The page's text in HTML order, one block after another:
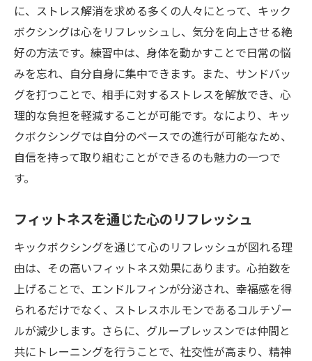
に、ストレス解消を求める多くの人々にとって、キック
ボクシングは心をリフレッシュし、気分を向上させる絶
好の方法です。練習中は、身体を動かすことで日常の悩
みを忘れ、自分自身に集中できます。また、サンドバッ
グを打つことで、相手に対するストレスを解放でき、心
理的な負担を軽減することが可能です。なにより、キッ
クボクシングでは自分のペースでの進行が可能なため、
自信を持って取り組むことができるのも魅力の一つで
す。
フィットネスを通じた心のリフレッシュ
キックボクシングを通じて心のリフレッシュが図れる理
由は、その高いフィットネス効果にあります。心拍数を
上げることで、エンドルフィンが分泌され、幸福感を得
られるだけでなく、ストレスホルモンであるコルチゾー
ルが減少します。さらに、グループレッスンでは仲間と
共にトレーニングを行うことで、社交性が高まり、精神